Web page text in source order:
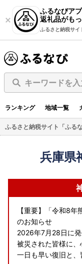
ふるなびア
返礼品がも
ふるさと納税サイ
キーワードを入
ランキング 地域一覧
ふるさと納税サイト「ふるな
兵庫県
【重要】「令和8
のお知らせ
2026年7月28日に
被災された皆様に、
一日も早い復旧と、